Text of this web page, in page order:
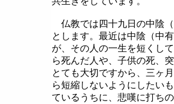
仏教では四十九日の中陰
とします。最近は中陰（中
が、その人の一生を短くし
ら死んだ人や、子供の死、
とても大切ですから、三ヶ
ら短縮しないようにしたい
ているうちに、悲嘆に打ち